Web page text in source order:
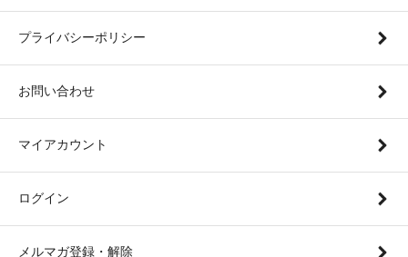
プライバシーポリシー
お問い合わせ
マイアカウント
ログイン
メルマガ登録・解除